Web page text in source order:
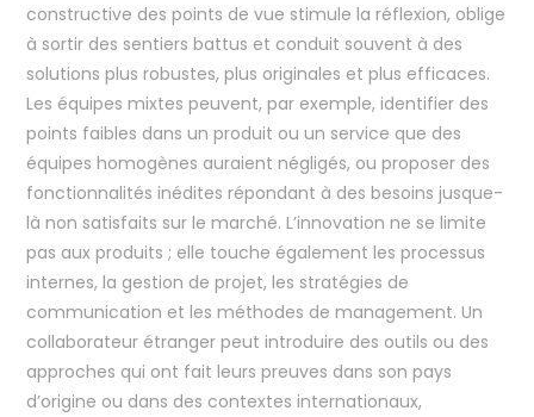
constructive des points de vue stimule la réflexion, oblige
à sortir des sentiers battus et conduit souvent à des
solutions plus robustes, plus originales et plus efficaces.
Les équipes mixtes peuvent, par exemple, identifier des
points faibles dans un produit ou un service que des
équipes homogènes auraient négligés, ou proposer des
fonctionnalités inédites répondant à des besoins jusque-
là non satisfaits sur le marché. L’innovation ne se limite
pas aux produits ; elle touche également les processus
internes, la gestion de projet, les stratégies de
communication et les méthodes de management. Un
collaborateur étranger peut introduire des outils ou des
approches qui ont fait leurs preuves dans son pays
d’origine ou dans des contextes internationaux,